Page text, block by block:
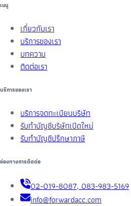
เมนู
เกี่ยวกับเรา
บริการของเรา
บทความ
ติดต่อเรา
บริการของเรา
บริการจดทะเบียนบริษัท
รับทำบัญชีบริษัทเปิดใหม่
รับทำบัญชีปรึกษาภาษี
ช่องทางการติดต่อ
02-019-8087, 083-983-5169
info@forwardacc.com